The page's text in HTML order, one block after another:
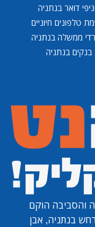
דואר בנתניה
טלפונים חיוניים
ממשלה בנתניה
בנקים בנתניה
והסביבה הוקם
בנתניה, אבן